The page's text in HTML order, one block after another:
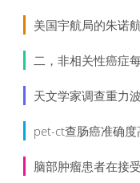
二，非相关性癌症
天文学家调查重力